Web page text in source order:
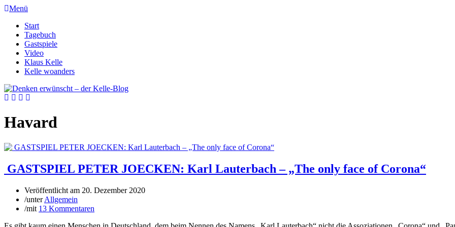
Menü
Start
Tagebuch
Gastspiele
Video
Klaus Kelle
Kelle woanders
Havard
GASTSPIEL PETER JOECKEN: Karl Lauterbach – „The only face of Corona“
Veröffentlicht am 20. Dezember 2020
/unterAllgemein
/mit 13 Kommentaren